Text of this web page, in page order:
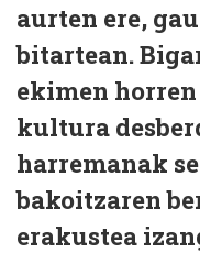
aurten ere,
bitartean.
ekimen
kultura
harremanak
bakoitzaren
erakustea